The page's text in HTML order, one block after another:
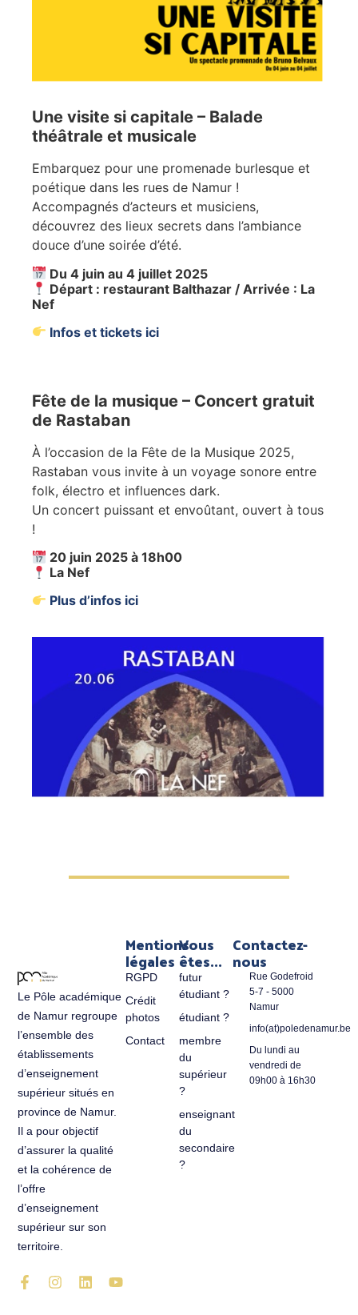
Une visite si capitale – Balade
théâtrale et musicale
Embarquez pour une promenade burlesque et
poétique dans les rues de Namur !
Accompagnés d’acteurs et musiciens,
découvrez des lieux secrets dans l’ambiance
douce d’une soirée d’été.
Du 4 juin au 4 juillet 2025
Départ : restaurant Balthazar / Arrivée : La
Nef
Infos et tickets ici
Fête de la musique – Concert gratuit
de Rastaban
À l’occasion de la Fête de la Musique 2025,
Rastaban vous invite à un voyage sonore entre
folk, électro et influences dark.
Un concert puissant et envoûtant, ouvert à tous
!
20 juin 2025 à 18h00
La Nef
Plus d’infos ici
Le Pôle académique
de Namur regroupe
l’ensemble des
établissements
d’enseignement
supérieur situés en
province de Namur.
Il a pour objectif
d’assurer la qualité
et la cohérence de
l’offre
d’enseignement
supérieur sur son
territoire.
Vous
êtes...
futur
étudiant ?
étudiant ?
membre
du
supérieur
?
enseignant
du
secondaire
?
Mentions
légales
RGPD
Crédit
photos
Contact
Contactez-
nous
Rue Godefroid
5-7 - 5000
Namur
info(at)poledenamur.be
Du lundi au
vendredi de
09h00 à 16h30